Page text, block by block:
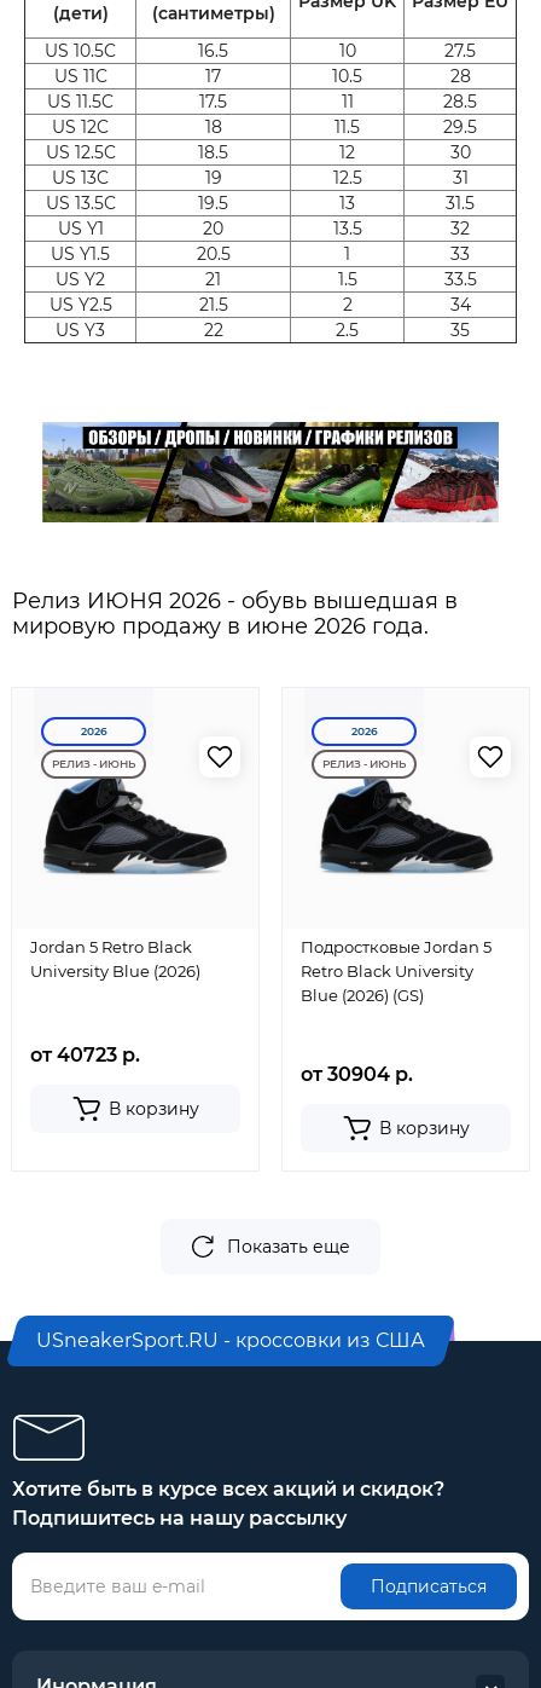
(дети) (сантиметры)
US 10.5C 16.5 10
27.5
US 11C
17 10.5
28
US 11.5C
17.5 11
28.5
US 12C
18 11.5
29.5
US 12.5C
18.5 12
30
US 13C
19 12.5
31
US 13.5C
19.5 13
31.5
US Y1
20 13.5
32
US Y1.5
20.5 1
33
US Y2
21 1.5
33.5
US Y2.5
21.5 2
34
US Y3
22 2.5 35
Релиз ИЮНЯ 2026 - обувь вышедшая в
мировую продажу в июне 2026 года.
2026
РЕЛИЗ - ИЮНЬ
Jordan 5 Retro Black
University Blue (2026)
от 40723 р.
В корзину
2026
РЕЛИЗ - ИЮНЬ
Подростковые Jordan 5
Retro Black University
Blue (2026) (GS)
от 30904 р.
В корзину
Показать еще
USneakerSport.RU - кроссовки из США
Хотите быть в курсе всех акций и скидок?
Подпишитесь на нашу рассылку
Подписаться